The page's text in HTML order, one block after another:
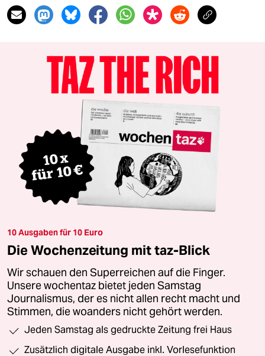
10 Ausgaben für 10 Euro
Die Wochenzeitung mit taz-Blick
Wir schauen den Superreichen auf die Finger.
Unsere wochentaz bietet jeden Samstag
Journalismus, der es nicht allen recht macht und
Stimmen, die woanders nicht gehört werden.
Jeden Samstag als gedruckte Zeitung frei Haus
Zusätzlich digitale Ausgabe inkl. Vorlesefunktion